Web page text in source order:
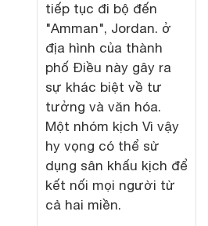
tiếp tục đi bộ đến
"Amman", Jordan. ở
địa hình của thành
phố Điều này gây ra
sự khác biệt về tư
tưởng và văn hóa.
Một nhóm kịch Vì vậy
hy vọng có thể sử
dụng sân khấu kịch để
kết nối mọi người từ
cả hai miền.